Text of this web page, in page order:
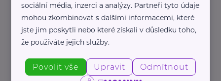
Městská správa sociálních služeb v Mostě - příspěvková organizace
Když pečujete o rodiče nebo prarodiče: Nové
centrum pomůže rodinám zvládnout domácí péči
Babička a děda Péče Podpora a pomoc
sociální média, inzerci a analýzy. Partneři tyto údaje
mohou zkombinovat s dalšími informacemi, které
jste jim poskytli nebo které získali v důsledku toho,
že používáte jejich služby.
Povolit vše Upravit Odmítnout